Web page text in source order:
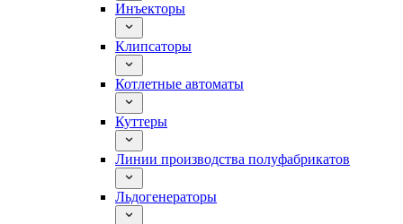
Инъекторы
Клипсаторы
Котлетные автоматы
Куттеры
Линии производства полуфабрикатов
Льдогенераторы